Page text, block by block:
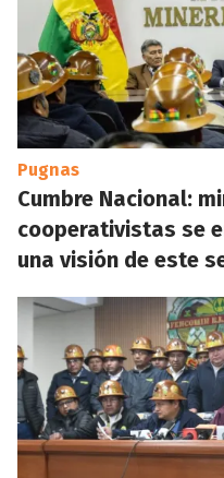
Pugnas
Cumbre Nacional:
cooperativistas se
una visión de este